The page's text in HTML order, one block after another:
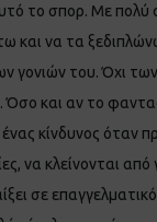
το σπορ. Με
να τα
γονιών του. Όχι
και αν το
κίνδυνος όταν
να κλείνονται από
σε